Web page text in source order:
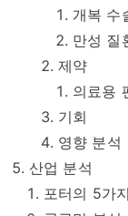
개복 수
만성 질
제약
의료용
기회
영향 분석
산업 분석
포터의 5가